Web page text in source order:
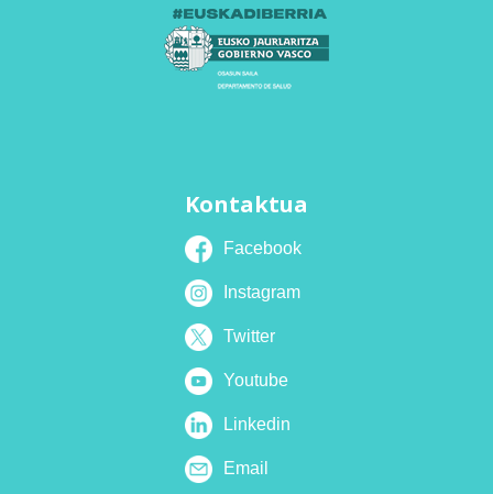
Kontaktua
Facebook
Instagram
Twitter
Youtube
Linkedin
Email